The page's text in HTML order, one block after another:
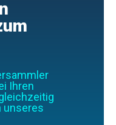
Ihren
unseres